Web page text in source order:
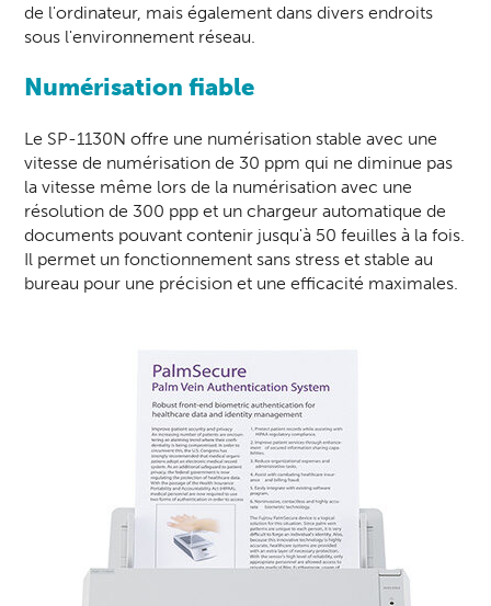
de l'ordinateur, mais également dans divers endroits
sous l'environnement réseau.
Numérisation fiable
Le SP-1130N offre une numérisation stable avec une
vitesse de numérisation de 30 ppm qui ne diminue pas
la vitesse même lors de la numérisation avec une
résolution de 300 ppp et un chargeur automatique de
documents pouvant contenir jusqu'à 50 feuilles à la fois.
Il permet un fonctionnement sans stress et stable au
bureau pour une précision et une efficacité maximales.